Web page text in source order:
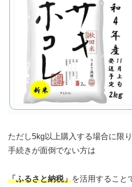
ただし5kg以上購入する場合に限り
手続きが面倒でない方は
「ふるさと納税」を活用すること